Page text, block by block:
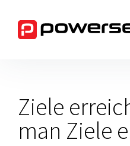
Inhalt
springen
Ziele
man Ziele